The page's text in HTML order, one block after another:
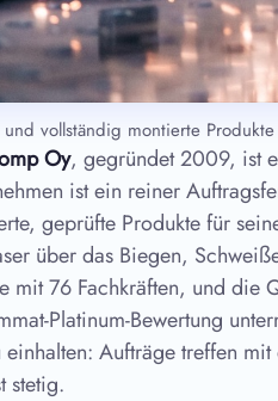
vollständig montierte
Oy, gegründet 2009, ist
ist ein reiner
geprüfte Produkte für
über das Biegen,
mit 76 Fachkräften, und die
Platinum-Bewertung
einhalten: Aufträge treffen
stetig.